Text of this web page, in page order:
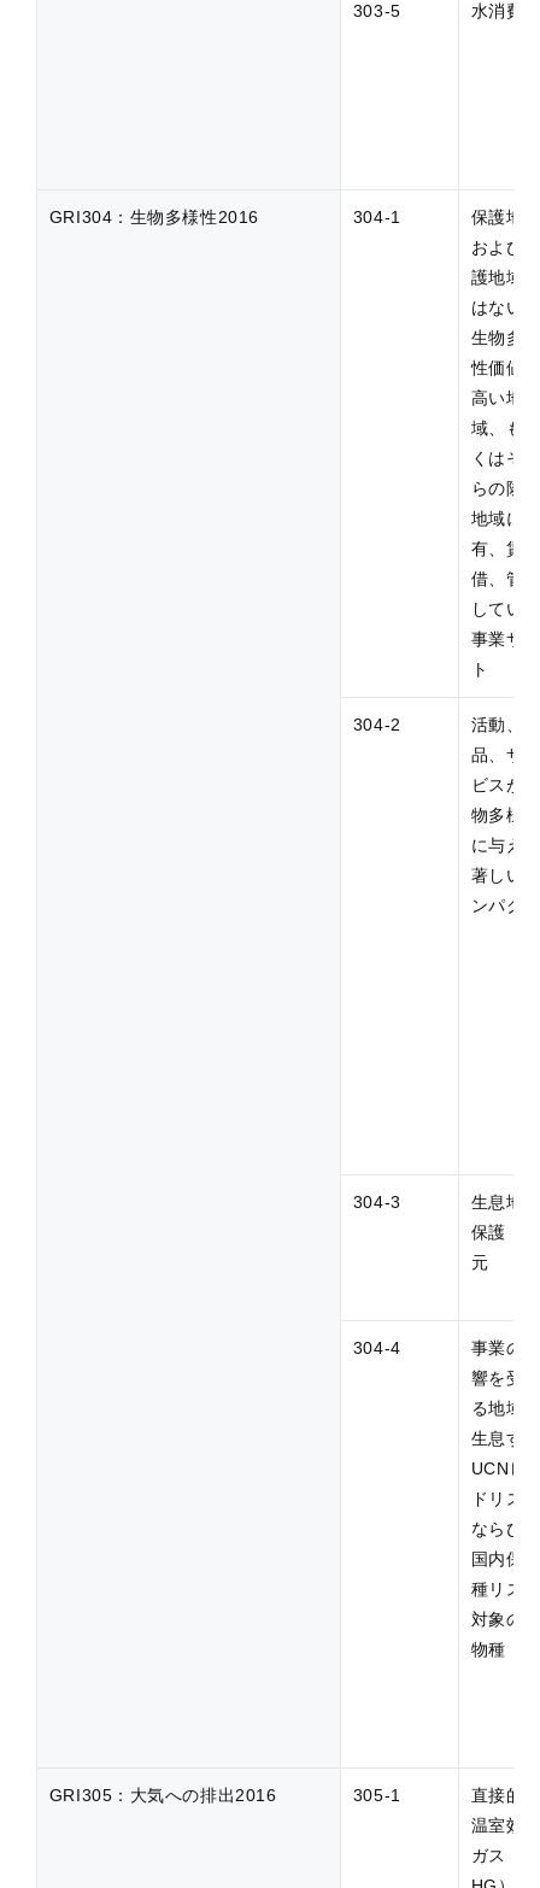
303-5 水消費
GRI304：生物多様性2016 304-1
保護地
および
護地域
はない
生物多
性価値
高い地
域、も
くはそ
らの隣
地域に
有、賃
借、管
してい
事業サ
ト
304-2
活動、
品、サ
ビスが
物多様
に与え
著しい
ンパク
304-3
生息地
保護・
元
304-4
事業の
響を受
る地域
生息す
UCNレ
ドリス
ならび
国内保
種リス
対象の
物種
GRI305：大気への排出2016 305-1
直接的
温室効
ガス（G